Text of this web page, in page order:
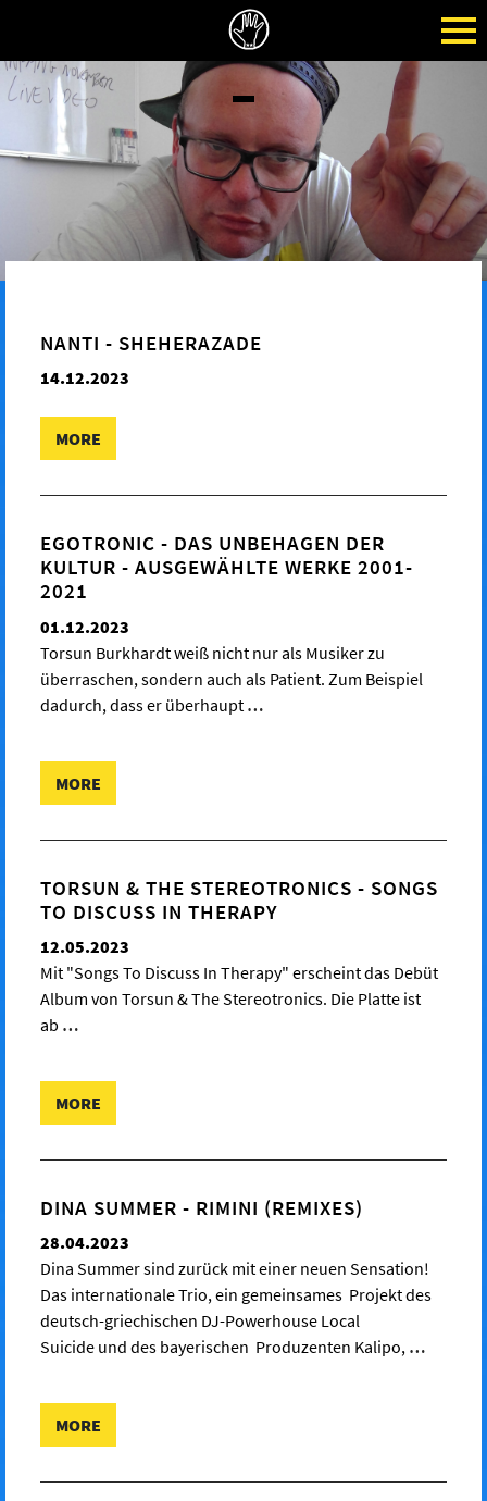
NANTI - SHEHERAZADE
14.12.2023
MORE
EGOTRONIC - DAS UNBEHAGEN DER
KULTUR - AUSGEWÄHLTE WERKE 2001-
2021
01.12.2023
Torsun Burkhardt weiß nicht nur als Musiker zu
überraschen, sondern auch als Patient. Zum Beispiel
dadurch, dass er überhaupt …
MORE
TORSUN & THE STEREOTRONICS - SONGS
TO DISCUSS IN THERAPY
12.05.2023
Mit "Songs To Discuss In Therapy" erscheint das Debüt
Album von Torsun & The Stereotronics. Die Platte ist
ab …
MORE
DINA SUMMER - RIMINI (REMIXES)
28.04.2023
Dina Summer sind zurück mit einer neuen Sensation!
Das internationale Trio, ein gemeinsames Projekt des
deutsch-griechischen DJ-Powerhouse Local
Suicide und des bayerischen Produzenten Kalipo, …
MORE